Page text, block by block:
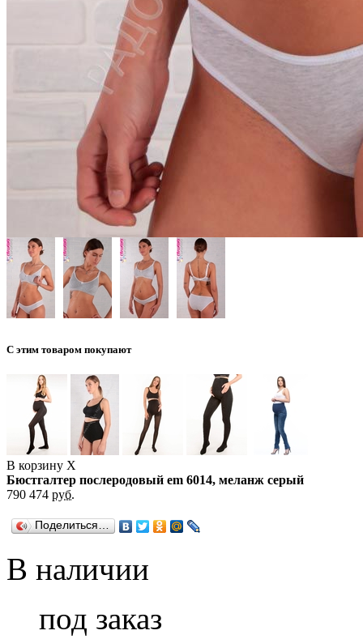
С этим товаром покупают
В корзину X
Бюстгалтер послеродовый em 6014, меланж серый
790 474 руб.
Поделиться…
В наличии
под заказ